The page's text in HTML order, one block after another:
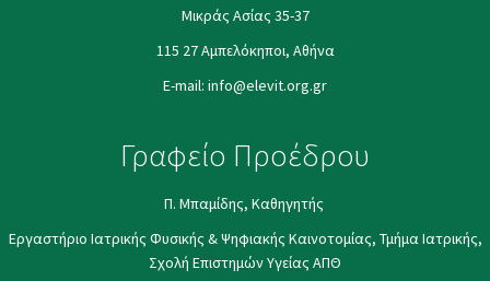
Μικράς Ασίας 35-37
115 27 Αμπελόκηποι, Αθήνα
E-mail: info@elevit.org.gr
Γραφείο Προέδρου
Π. Μπαμίδης, Καθηγητής
Εργαστήριο Ιατρικής Φυσικής & Ψηφιακής Καινοτομίας, Τμήμα Ιατρικής,
Σχολή Επιστημών Υγείας ΑΠΘ